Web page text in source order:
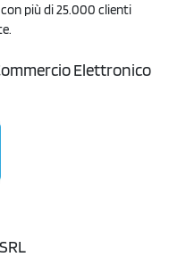
più di 25.000 clienti